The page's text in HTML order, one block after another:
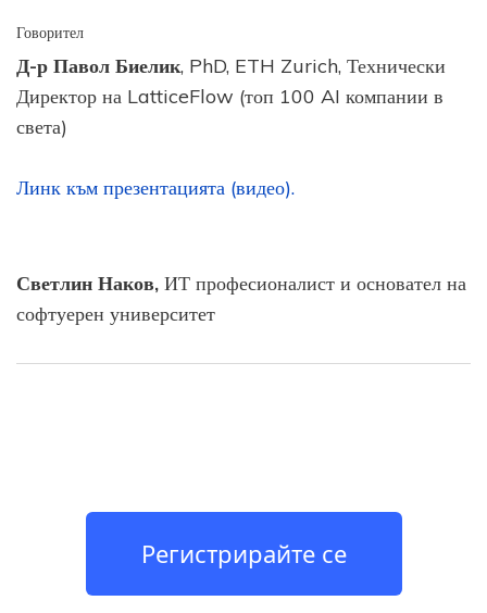
Говорител
Д-р Павол Биелик, PhD, ETH Zurich, Технически
Директор на LatticeFlow (топ 100 AI компании в
света)
Линк към презентацията (видео).
Светлин Наков, ИТ професионалист и основател на
софтуерен университет
Регистрирайте се